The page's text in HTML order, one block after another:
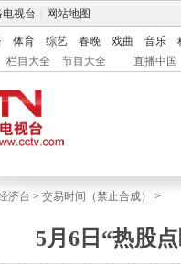
视台 网站地图
体育 综艺 春晚 戏曲 音乐
栏目大全 节目大全 直播中国
济台 > 交易时间（禁止合成） >
5月6日“热股